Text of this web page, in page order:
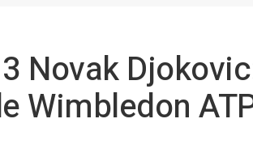
Novak
Wimbledon